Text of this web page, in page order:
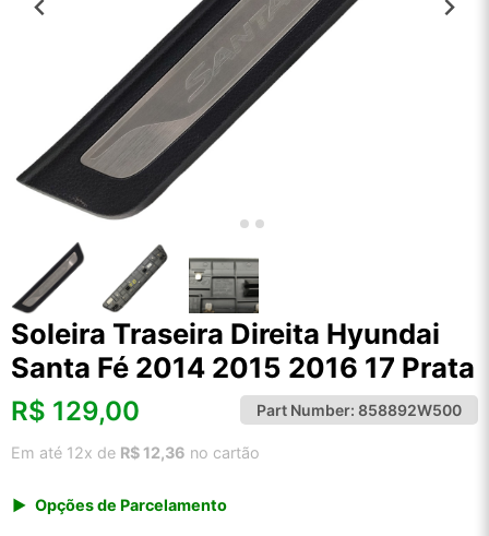
Soleira Traseira Direita Hyundai
Santa Fé 2014 2015 2016 17 Prata
R$ 129,00 Part Number: 858892W500
Em até 12x de R$ 12,36 no cartão
Opções de Parcelamento